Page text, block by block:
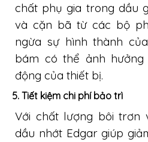
chất phụ gia trong dầu
và cặn bã từ các bộ
ngừa sự hình thành
bám có thể ảnh
động của thiết bị.
5. Tiết kiệm chi phí bảo trì
Với chất lượng bôi trơn
dầu nhớt Edgar giúp